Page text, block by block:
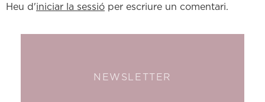
Heu d'iniciar la sessió per escriure un comentari.
NEWSLETTER